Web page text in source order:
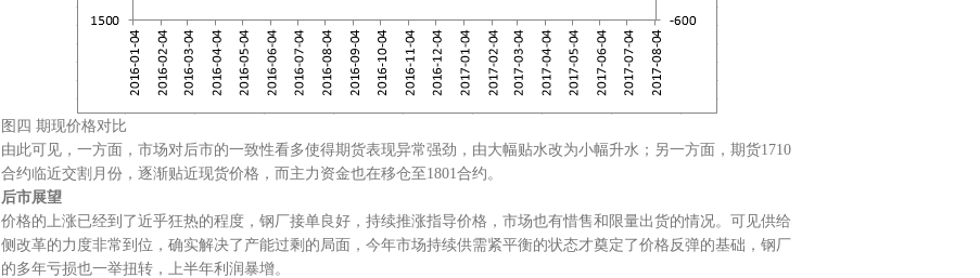
图四 期现价格对比
由此可见，一方面，市场对后市的一致性看多使得期货表现异常强劲，由大幅贴水改为小幅升水；另一方面，期货1710
合约临近交割月份，逐渐贴近现货价格，而主力资金也在移仓至1801合约。
后市展望
价格的上涨已经到了近乎狂热的程度，钢厂接单良好，持续推涨指导价格，市场也有惜售和限量出货的情况。可见供给
侧改革的力度非常到位，确实解决了产能过剩的局面，今年市场持续供需紧平衡的状态才奠定了价格反弹的基础，钢厂
的多年亏损也一举扭转，上半年利润暴增。